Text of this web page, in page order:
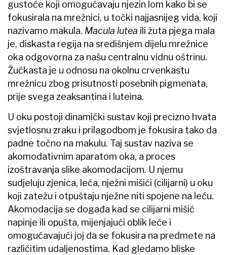
gustoće koji omogućavaju njezin lom kako bi se
fokusirala na mrežnici, u točki najjasnijeg vida, koji
nazivamo makula. Macula lutea ili žuta pjega mala
je, diskasta regija na središnjem dijelu mrežnice
oka odgovorna za našu centralnu vidnu oštrinu.
Žućkasta je u odnosu na okolnu crvenkastu
mrežnicu zbog prisutnosti posebnih pigmenata,
prije svega zeaksantina i luteina.
U oku postoji dinamički sustav koji precizno hvata
svjetlosnu zraku i prilagodbom je fokusira tako da
padne točno na makulu. Taj sustav naziva se
akomodativnim aparatom oka, a proces
izoštravanja slike akomodacijom. U njemu
sudjeluju zjenica, leća, nježni mišići (cilijarni) u oku
koji zatežu i otpuštaju nježne niti spojene na leću.
Akomodacija se događa kad se cilijarni mišić
napinje ili opušta, mijenjajući oblik leće i
omogućavajući joj da se fokusira na predmete na
različitim udaljenostima. Kad gledamo bliske